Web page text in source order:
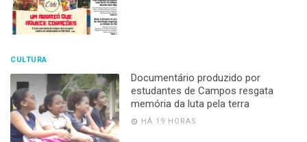
CULTURA
Documentário produzido por
estudantes de Campos resgata
memória da luta pela terra
HÁ 19 HORAS